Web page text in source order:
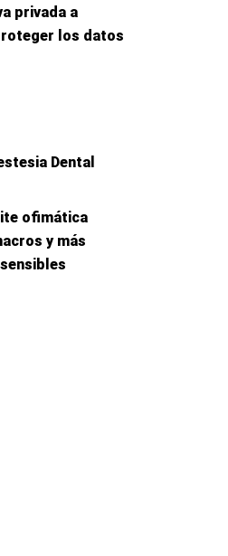
privada a
los datos
Dental
ofimática
y más